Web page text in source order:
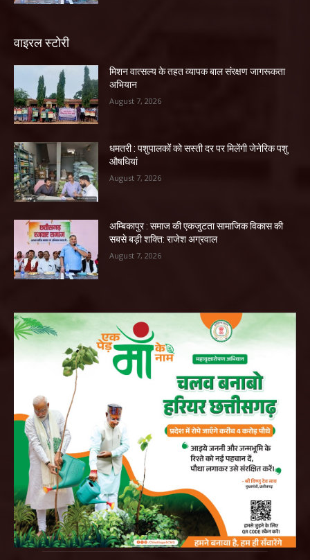
वाइरल स्टोरी
मिशन वात्सल्य के तहत व्यापक बाल संरक्षण जागरूकता
अभियान
August 7, 2026
धमतरी : पशुपालकों को सस्ती दर पर मिलेंगी जेनेरिक पशु
औषधियां
August 7, 2026
अम्बिकापुर : समाज की एकजुटता सामाजिक विकास की
सबसे बड़ी शक्ति: राजेश अग्रवाल
August 7, 2026